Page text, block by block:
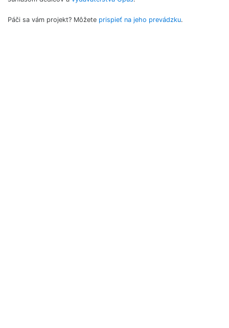
Páči sa vám projekt? Môžete prispieť na jeho prevádzku.